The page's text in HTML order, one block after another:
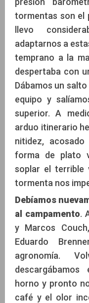
tormentas son el
llevo
adaptarnos a
temprano a la
despertaba con
Dábamos un
equipo y
superior. A
arduo itinerario
nitidez,
forma de plato
soplar el terrible
tormenta nos
Debíamos
al campamento.
y Marcos
Eduardo
agronomía.
horno y pronto
café y el olor